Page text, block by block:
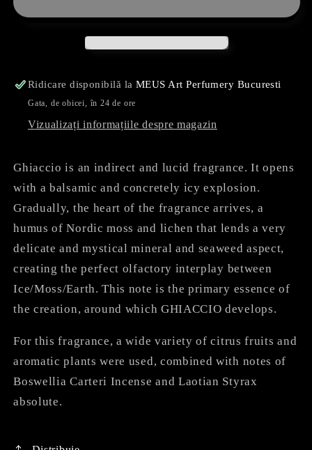
Ridicare disponibilă la MEUS Art Perfumery Bucuresti
Gata, de obicei, în 24 de ore
Vizualizați informațiile despre magazin
Ghiaccio is an indirect and lucid fragrance. It opens
with a balsamic and concretely icy explosion.
Gradually, the heart of the fragrance arrives, a
humus of Nordic moss and lichen that lends a very
delicate and mystical mineral and seaweed aspect,
creating the perfect olfactory interplay between
Ice/Moss/Earth. This note is the primary essence of
the creation, around which GHIACCIO develops.
For this fragrance, a wide variety of citrus fruits and
aromatic plants were used, combined with notes of
Boswellia Carteri Incense and Laotian Styrax
absolute.